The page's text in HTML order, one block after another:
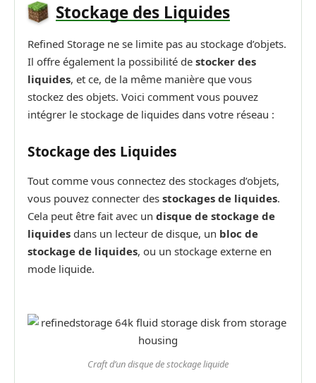
Stockage des Liquides
Refined Storage ne se limite pas au stockage d’objets.
Il offre également la possibilité de stocker des
liquides, et ce, de la même manière que vous
stockez des objets. Voici comment vous pouvez
intégrer le stockage de liquides dans votre réseau :
Stockage des Liquides
Tout comme vous connectez des stockages d’objets,
vous pouvez connecter des stockages de liquides.
Cela peut être fait avec un disque de stockage de
liquides dans un lecteur de disque, un bloc de
stockage de liquides, ou un stockage externe en
mode liquide.
Craft d’un disque de stockage liquide